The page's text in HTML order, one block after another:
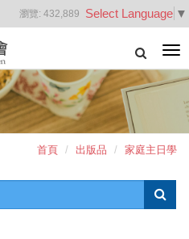
Select Language ▼
瀏覽: 432,889
首頁 出版品 家庭主日學